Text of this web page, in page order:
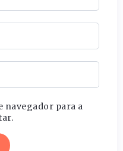
navegador para a